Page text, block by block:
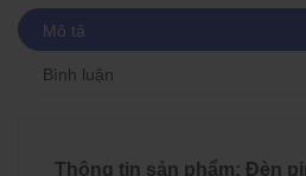
Mô tả
Bình luận
Thông tin sản phẩm: Đèn